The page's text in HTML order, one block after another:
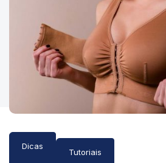
Dicas
Tutoriais